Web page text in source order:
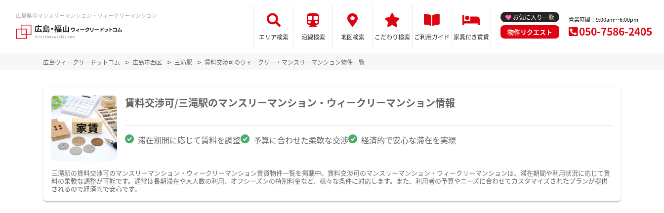
広島県のマンスリーマンション・ウィークリーマンション
エリア検索 沿線検索 地図検索 こだわり検索 ご利用ガイド 家具付き賃貸
お気に入り一覧
物件リクエスト
営業時間：9:00am～6:00pm
050-7586-2405
広島ウィークリードットコム 広島市西区 三滝駅 賃料交渉可のウィークリー・マンスリーマンション物件一覧
賃料交渉可/三滝駅のマンスリーマンション・ウィークリーマンション情報
滞在期間に応じて賃料を調整 予算に合わせた柔軟な交渉 経済的で安心な滞在を実現
三滝駅の賃料交渉可のマンスリーマンション・ウィークリーマンション賃貸物件一覧を掲載中。賃料交渉可のマンスリーマンション・ウィークリーマンションは、滞在期間や利用状況に応じて賃
料の柔軟な調整が可能です。通常は長期滞在や大人数の利用、オフシーズンの特別料金など、様々な条件に対応します。また、利用者の予算やニーズに合わせてカスタマイズされたプランが提供
されるので経済的で安心です。